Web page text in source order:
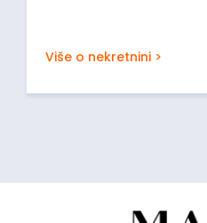
Više o nekretnini >